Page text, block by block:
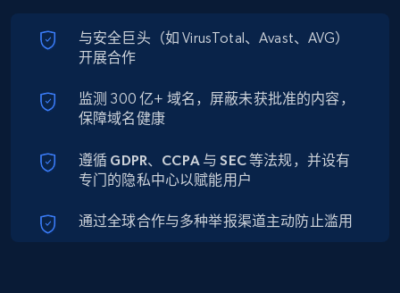
与安全巨头（如 VirusTotal、Avast、AVG）
开展合作
监测 300 亿+ 域名，屏蔽未获批准的内容，
保障域名健康
遵循 GDPR、CCPA 与 SEC等法规，并设有
专门的隐私中心以赋能用户
通过全球合作与多种举报渠道主动防止滥用